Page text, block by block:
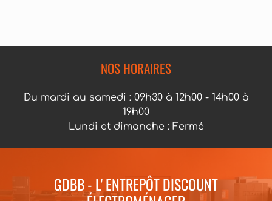
NOS HORAIRES
Du mardi au samedi : 09h30 à 12h00 - 14h00 à
19h00
Lundi et dimanche : Fermé
GDBB - L' ENTREPÔT DISCOUNT